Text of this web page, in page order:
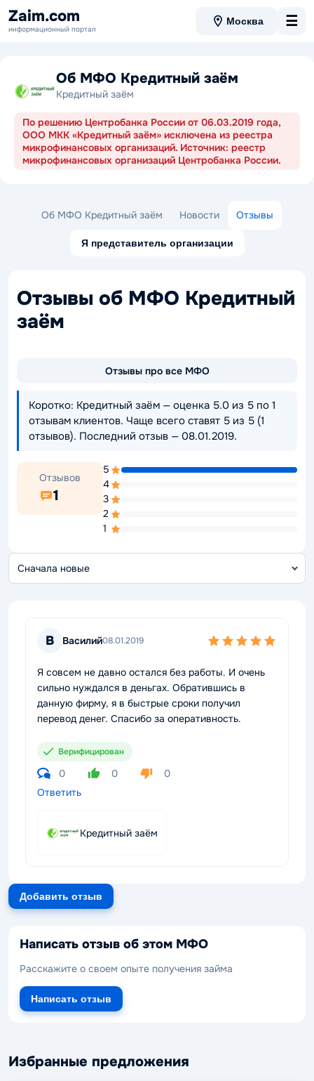
Zaim.com
информационный портал
Москва ☰
Об МФО Кредитный заём
Кредитный заём
По решению Центробанка России от 06.03.2019 года,
ООО МКК «Кредитный заём» исключена из реестра
микрофинансовых организаций. Источник: реестр
микрофинансовых организаций Центробанка России.
Об МФО Кредитный заём Новости Отзывы
Я представитель организации
Отзывы об МФО Кредитный
заём
Отзывы про все МФО
Коротко: Кредитный заём — оценка 5.0 из 5 по 1
отзывам клиентов. Чаще всего ставят 5 из 5 (1
отзывов). Последний отзыв — 08.01.2019.
Отзывов
1
5
4
3
2
1
В Василий08.01.2019
Я совсем не давно остался без работы. И очень
сильно нуждался в деньгах. Обратившись в
данную фирму, я в быстрые сроки получил
перевод денег. Спасибо за оперативность.
Верифицирован
0 0
0
Ответить
Кредитный заём
Добавить отзыв
Написать отзыв об этом МФО
Расскажите о своем опыте получения займа
Написать отзыв
Избранные предложения